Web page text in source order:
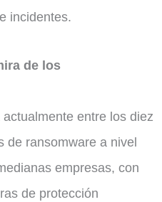
incidentes.
de los
entre los diez
de ransomware a nivel
empresas, con
de protección